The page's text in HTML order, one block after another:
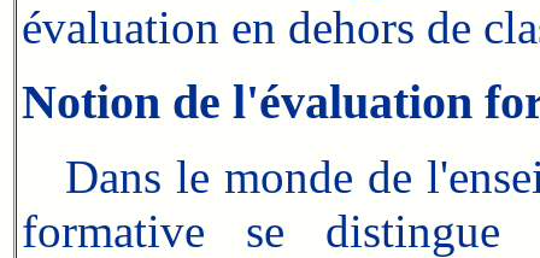
évaluation en dehors de
Notion de l'évaluation
Dans le monde de
formative se distingue